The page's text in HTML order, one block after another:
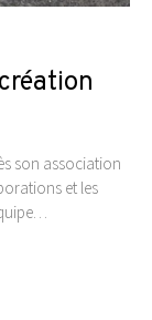
son association
et les